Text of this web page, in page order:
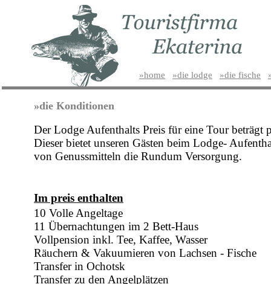
»home »die lodge »die fische
»die Konditionen
Der Lodge Aufenthalts Preis für eine Tour beträgt
Dieser bietet unseren Gästen beim Lodge-
von Genussmitteln die Rundum Versorgung.
Im preis enthalten
10 Volle Angeltage
11 Übernachtungen im 2 Bett-Haus
Vollpension inkl. Tee, Kaffee, Wasser
Räuchern & Vakuumieren von Lachsen - Fische
Transfer in Ochotsk
Transfer zu den Angelplätzen